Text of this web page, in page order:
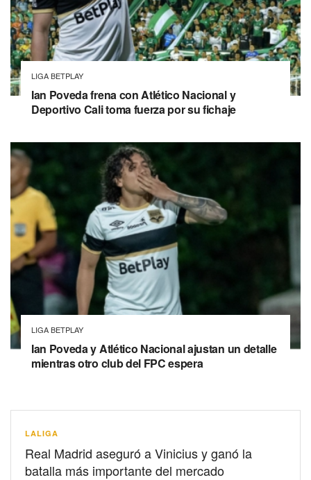
LIGA BETPLAY
Ian Poveda frena con Atlético Nacional y
Deportivo Cali toma fuerza por su fichaje
LIGA BETPLAY
Ian Poveda y Atlético Nacional ajustan un detalle
mientras otro club del FPC espera
LALIGA
Real Madrid aseguró a Vinicius y ganó la
batalla más importante del mercado